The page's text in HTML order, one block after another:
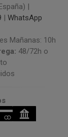
|
| WhatsApp
Mañanas: 10h
48/72h o